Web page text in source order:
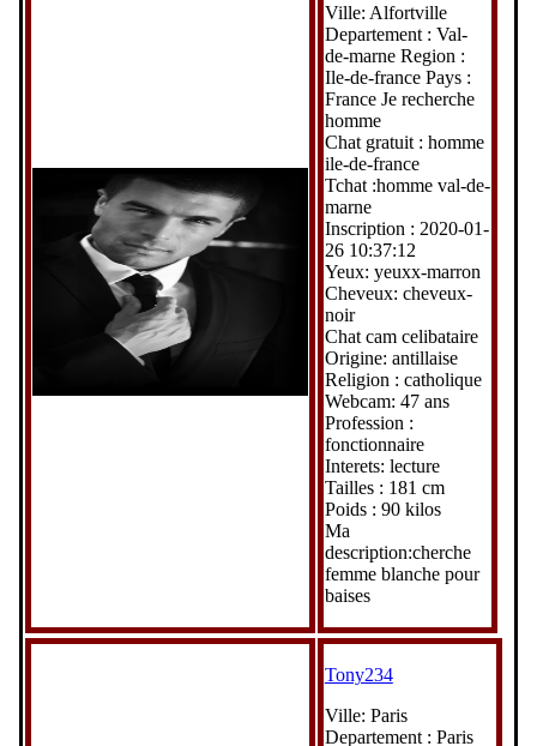
Ville: Alfortville
Departement : Val-
de-marne Region :
Ile-de-france Pays :
France Je recherche
homme
Chat gratuit : homme
ile-de-france
Tchat :homme val-de-
marne
Inscription : 2020-01-
26 10:37:12
Yeux: yeuxx-marron
Cheveux: cheveux-
noir
Chat cam celibataire
Origine: antillaise
Religion : catholique
Webcam: 47 ans
Profession :
fonctionnaire
Interets: lecture
Tailles : 181 cm
Poids : 90 kilos
Ma
description:cherche
femme blanche pour
baises
Tony234
Ville: Paris
Departement : Paris